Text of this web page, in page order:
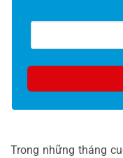
Trong những tháng